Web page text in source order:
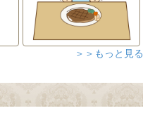
＞＞もっと見る